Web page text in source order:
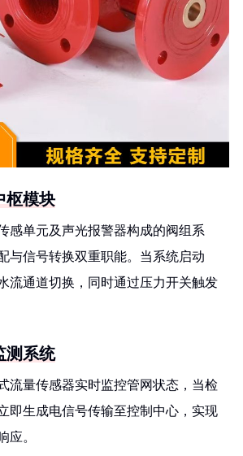
枢模块
感单元及声光报警器构成的阀组系
与信号转换双重职能。当系统启动
流通道切换，同时通过压力开关触发
测系统
流量传感器实时监控管网状态，当检
即生成电信号传输至控制中心，实现
应。